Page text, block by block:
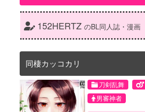
152HERTZのBL同人誌・漫画
同棲カッコカリ
刀剣乱舞
男審神者